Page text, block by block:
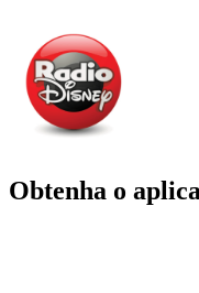
Obtenha o